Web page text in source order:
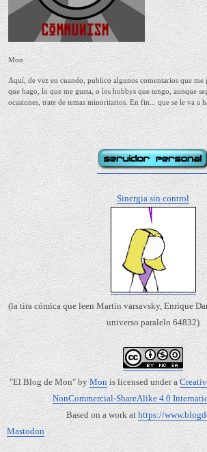
Mon
Aquí, de vez en cuando, publico algunos comentarios que me
que hago, lo que me gusta, o los hobbys que tengo, aunque
ocasiones, trate de temas minoritarios. En fin... que se le va a
Sinergia sin control
(la tira cómica que leen Martín varsavsky, Enrique
universo paralelo 64832)
"El Blog de Mon"byMonis licensed under a
NonCommercial-ShareAlike 4.0
Based on a work at https://
Mastodon